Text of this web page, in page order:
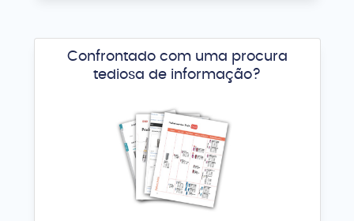
Confrontado com uma procura
tediosa de informação?